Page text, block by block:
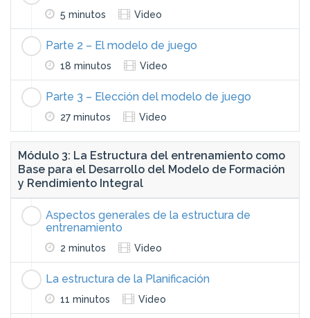
5 minutos Video
Parte 2 – El modelo de juego
18 minutos Video
Parte 3 – Elección del modelo de juego
27 minutos Video
Módulo 3: La Estructura del entrenamiento como
Base para el Desarrollo del Modelo de Formación
y Rendimiento Integral
Aspectos generales de la estructura de
entrenamiento
2 minutos Video
La estructura de la Planificación
11 minutos Video